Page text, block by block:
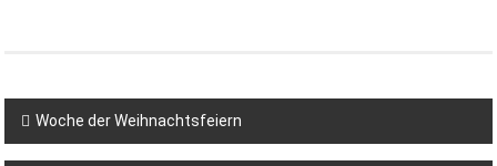
Woche der Weihnachtsfeiern